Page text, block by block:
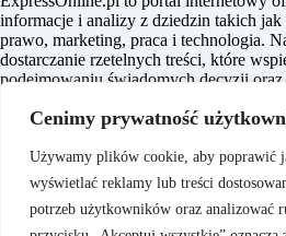
Cenimy prywatność
Używamy plików cookie, aby poprawić
wyświetlać reklamy lub treści
potrzeb użytkowników oraz analizować
informacje i analizy z dziedzin takich jak
prawo, marketing, praca i technologia.
dostarczanie rzetelnych treści, które
podejmowaniu świadomych decyzji
dostępne dla każdego, niezależnie od